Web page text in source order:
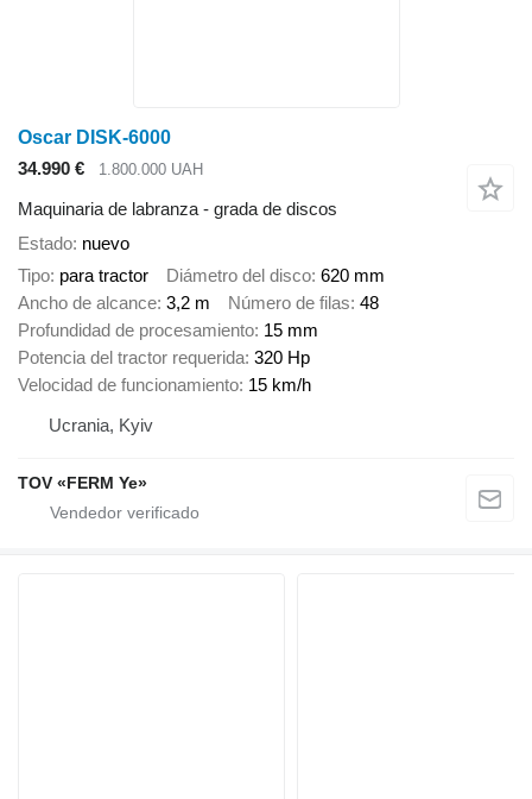
Oscar DISK-6000
34.990 €
1.800.000 UAH
Maquinaria de labranza - grada de discos
Estado nuevo
Tipo para tractor Diámetro del disco 620 mm
Ancho de alcance 3,2 m Número de filas 48
Profundidad de procesamiento 15 mm
Potencia del tractor requerida 320 Hp
Velocidad de funcionamiento 15 km/h
Ucrania, Kyiv
TOV «FERM Ye»